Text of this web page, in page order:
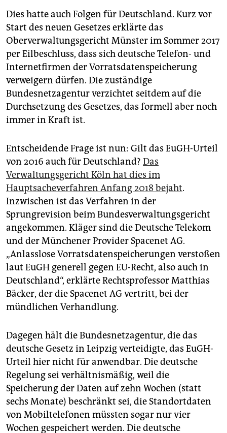
Dies hatte auch Folgen für Deutschland. Kurz vor
Start des neuen Gesetzes erklärte das
Oberverwaltungsgericht Münster im Sommer 2017
per Eilbeschluss, dass sich deutsche Telefon- und
Internetfirmen der Vorratsdatenspeicherung
verweigern dürfen. Die zuständige
Bundesnetzagentur verzichtet seitdem auf die
Durchsetzung des Gesetzes, das formell aber noch
immer in Kraft ist.
Entscheidende Frage ist nun: Gilt das EuGH-Urteil
von 2016 auch für Deutschland? Das
Verwaltungsgericht Köln hat dies im
Hauptsacheverfahren Anfang 2018 bejaht.
Inzwischen ist das Verfahren in der
Sprungrevision beim Bundesverwaltungsgericht
angekommen. Kläger sind die Deutsche Telekom
und der Münchener Provider Spacenet AG.
„Anlasslose Vorratsdatenspeicherungen verstoßen
laut EuGH generell gegen EU-Recht, also auch in
Deutschland“, erklärte Rechtsprofessor Matthias
Bäcker, der die Spacenet AG vertritt, bei der
mündlichen Verhandlung.
Dagegen hält die Bundesnetzagentur, die das
deutsche Gesetz in Leipzig verteidigte, das EuGH-
Urteil hier nicht für anwendbar. Die deutsche
Regelung sei verhältnismäßig, weil die
Speicherung der Daten auf zehn Wochen (statt
sechs Monate) beschränkt sei, die Standortdaten
von Mobiltelefonen müssten sogar nur vier
Wochen gespeichert werden. Die deutsche